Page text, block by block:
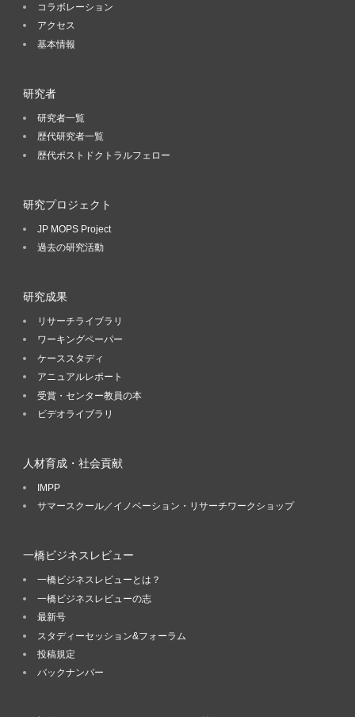
コラボレーション
アクセス
基本情報
研究者
研究者一覧
歴代研究者一覧
歴代ポストドクトラルフェロー
研究プロジェクト
JP MOPS Project
過去の研究活動
研究成果
リサーチライブラリ
ワーキングペーパー
ケーススタディ
アニュアルレポート
受賞・センター教員の本
ビデオライブラリ
人材育成・社会貢献
IMPP
サマースクール／イノベーション・リサーチワークショップ
一橋ビジネスレビュー
一橋ビジネスレビューとは？
一橋ビジネスレビューの志
最新号
スタディーセッション&フォーラム
投稿規定
バックナンバー